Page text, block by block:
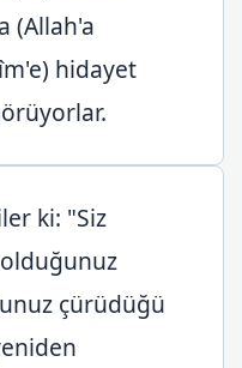
(Allah'a
hidayet
ki: "Siz
çürüdüğü